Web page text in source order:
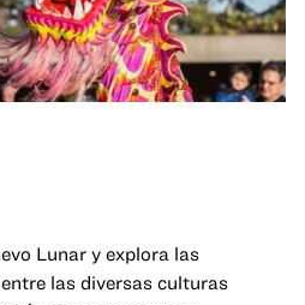
Lunar y explora las
las diversas culturas